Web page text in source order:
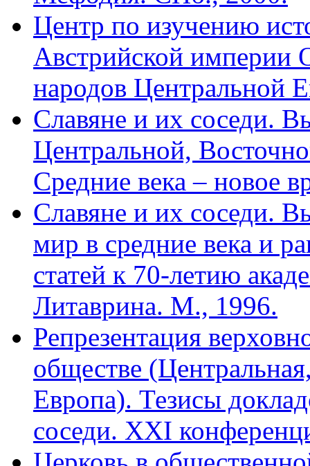
Центр по изучению
Австрийской империи
народов Центральной
Славяне и их соседи.
Центральной,
Средние века – новое
Славяне и их соседи.
мир в средние века и
статей к 70-летию
Литаврина. М., 1996.
Репрезентация
обще­стве
Европа). Тезисы
соседи. XXI